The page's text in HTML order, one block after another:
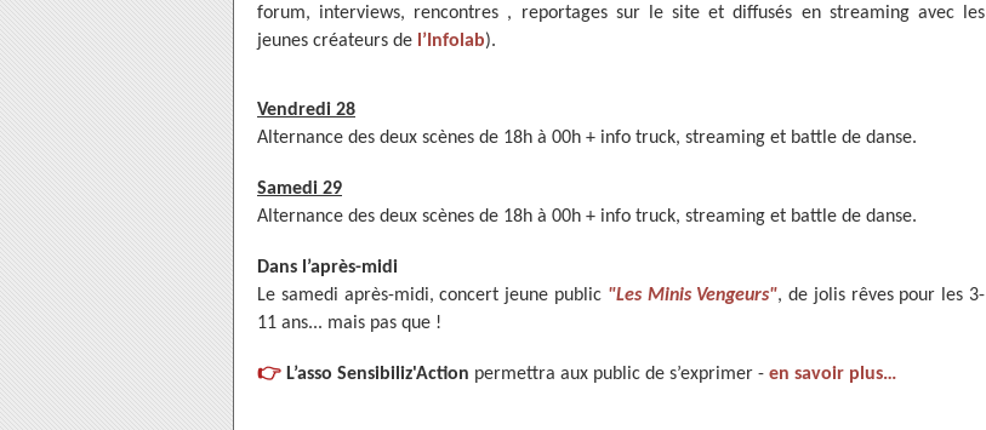
forum, interviews, rencontres , reportages sur le site et diffusés en streaming avec les
jeunes créateurs de l’Infolab).
Vendredi 28
Alternance des deux scènes de 18h à 00h + info truck, streaming et battle de danse.
Samedi 29
Alternance des deux scènes de 18h à 00h + info truck, streaming et battle de danse.
Dans l’après-midi
Le samedi après-midi, concert jeune public"Les Minis Vengeurs", de jolis rêves pour les 3-
11 ans... mais pas que !
👉 L’asso Sensibiliz'Action permettra aux public de s’exprimer - en savoir plus…